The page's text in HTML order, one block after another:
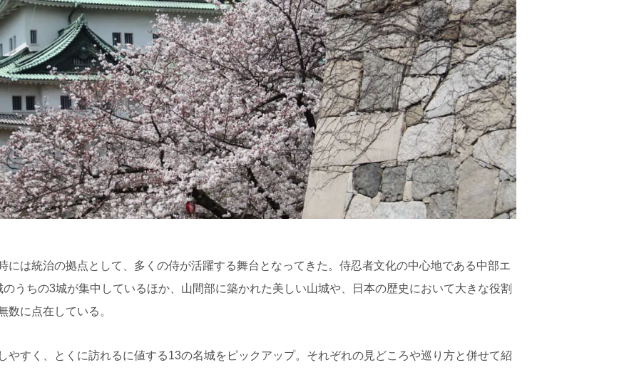
には統治の拠点として、多くの侍が活躍する舞台となってきた。侍忍者文化の中心地である中部エ
うちの3城が集中しているほか、山間部に築かれた美しい山城や、日本の歴史において大きな役割
数に点在している。
やすく、とくに訪れるに値する13の名城をピックアップ。それぞれの見どころや巡り方と併せて紹